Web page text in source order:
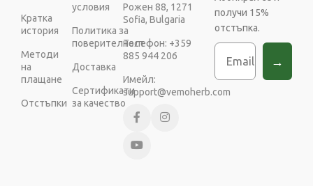
Кратка
история
Методи
на
плащане
Отстъпки
условия
Политика за
поверителност
Доставка
Сертификати
за качество
Рожен 88, 1271
Sofia, Bulgaria
Телефон: +359
885 944 206
Имейл:
support@vemoherb.com
получи 15%
отстъпка.
Email
→